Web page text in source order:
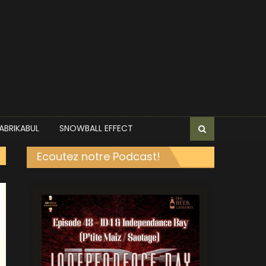
SNOWBALL EFFECT
Ecoutez notre Podcast!